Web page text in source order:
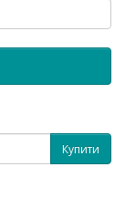
Купити